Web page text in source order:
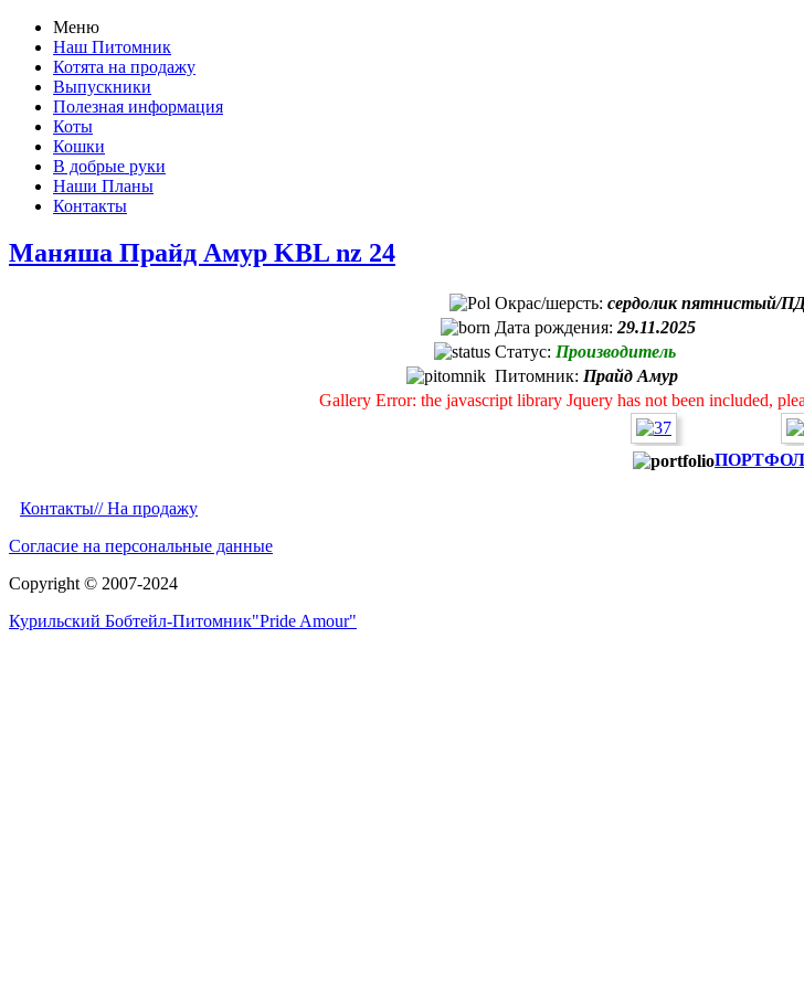
Меню
Наш Питомник
Котята на продажу
Выпускники
Полезная информация
Коты
Кошки
В добрые руки
Наши Планы
Контакты
Маняша Прайд Амур KBL nz 24
Окрас/шерсть: сердолик пятнистый/
Дата рождения: 29.11.2025
Статус: Производитель
Питомник: Прайд Амур
Gallery Error: the javascript library Jquery has not been included,
Контакты// На продажу
Согласие на персональные данные
Copyright © 2007-2024
Курильский Бобтейл-Питомник"Pride Amour"